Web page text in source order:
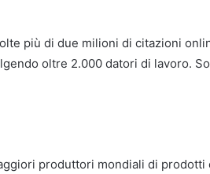
più di due milioni di citazioni
oltre 2.000 datori di lavoro.
produttori mondiali di